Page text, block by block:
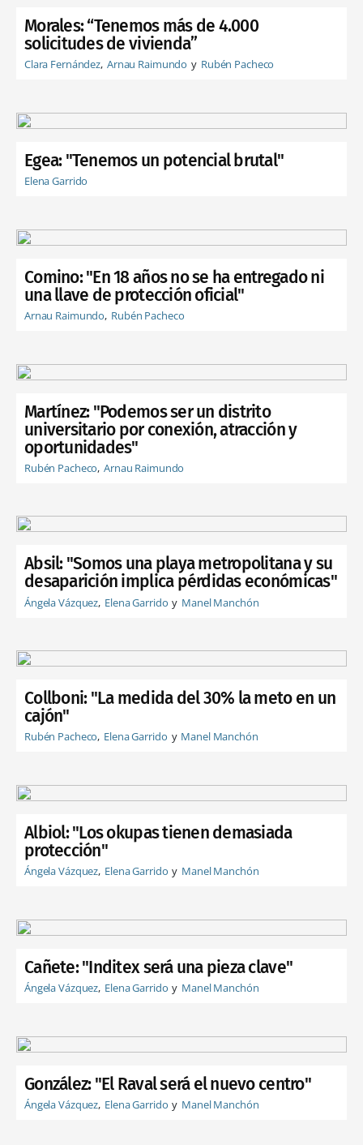
Morales: “Tenemos más de 4.000
solicitudes de vivienda”
Clara Fernández Arnau Raimundo Rubén Pacheco
Egea: "Tenemos un potencial brutal"
Elena Garrido
Comino: "En 18 años no se ha entregado ni
una llave de protección oficial"
Arnau Raimundo Rubén Pacheco
Martínez: "Podemos ser un distrito
universitario por conexión, atracción y
oportunidades"
Rubén Pacheco Arnau Raimundo
Absil: "Somos una playa metropolitana y su
desaparición implica pérdidas económicas"
Ángela Vázquez Elena Garrido Manel Manchón
Collboni: "La medida del 30% la meto en un
cajón"
Rubén Pacheco Elena Garrido Manel Manchón
Albiol: "Los okupas tienen demasiada
protección"
Ángela Vázquez Elena Garrido Manel Manchón
Cañete: "Inditex será una pieza clave"
Ángela Vázquez Elena Garrido Manel Manchón
González: "El Raval será el nuevo centro"
Ángela Vázquez Elena Garrido Manel Manchón